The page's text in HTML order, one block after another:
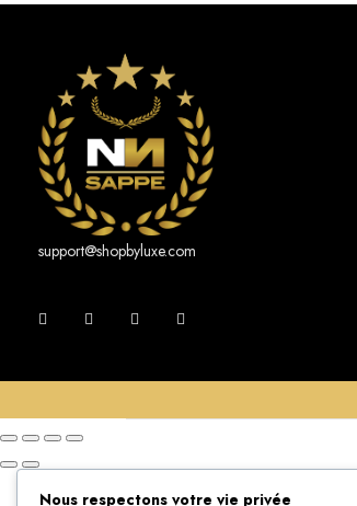
support@shopbyluxe.com
Nous respectons votre vie privée